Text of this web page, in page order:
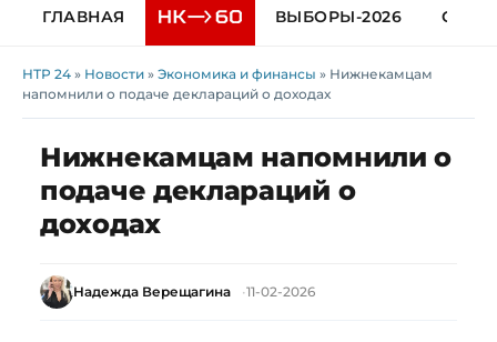
ГЛАВНАЯ ВЫБОРЫ-2026
НТР 24 » Новости » Экономика и финансы » Нижнекамцам
напомнили о подаче деклараций о доходах
Нижнекамцам напомнили о
подаче деклараций о
доходах
Надежда Верещагина 11-02-2026